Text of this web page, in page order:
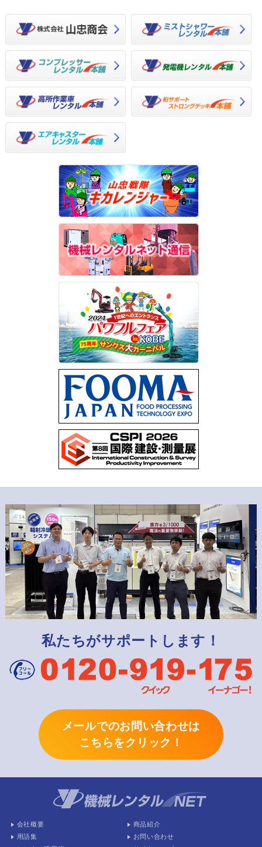
私たちがサポートします！
メールでのお問い合わせは
こちらをクリック！
会社概要
商品紹介
用語集
お問い合わせ